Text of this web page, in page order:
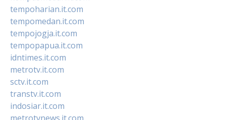
tempoharian.it.com
tempomedan.it.com
tempojogja.it.com
tempopapua.it.com
idntimes.it.com
metrotv.it.com
sctv.it.com
transtv.it.com
indosiar.it.com
metrotvnews.it.com